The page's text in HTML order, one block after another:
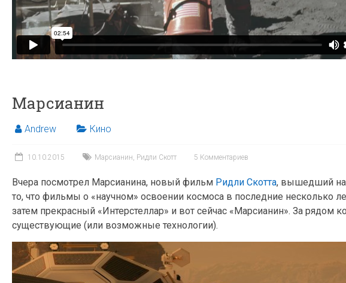
Марсианин
Andrew Кино
10.10.2015 Марсианин, Ридли Скотт 5 Комментариев
Вчера посмотрел Марсианина, новый фильм Ридли Скотта, вышедший на
то, что фильмы о «научном» освоении космоса в последние несколько
затем прекрасный «Интерстеллар» и вот сейчас «Марсианин». За
существующие (или возможные технологии).